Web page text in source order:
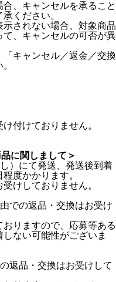
合、キャンセルを承ること
ください。
示されない場合、対象商品
、キャンセルの可否が異
「キャンセル／返金／交換
付けておりません。
に関しまして＞
）にて発送、発送後到着
度かかります。
けしておりません。
での返品・交換はお受け
りますので、応募等ある
ない可能性がございま
返品・交換はお受けして